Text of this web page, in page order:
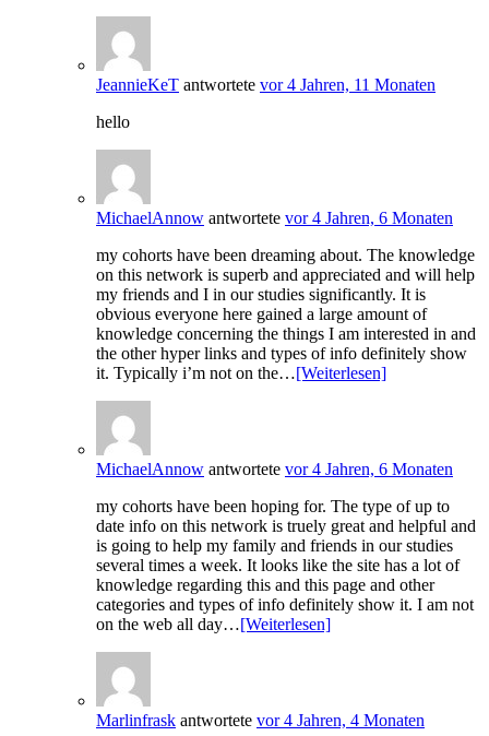
JeannieKeT antwortete vor 4 Jahren, 11 Monaten
hello
MichaelAnnow antwortete vor 4 Jahren, 6 Monaten
my cohorts have been dreaming about. The knowledge
on this network is superb and appreciated and will help
my friends and I in our studies significantly. It is
obvious everyone here gained a large amount of
knowledge concerning the things I am interested in and
the other hyper links and types of info definitely show
it. Typically i’m not on the…[Weiterlesen]
MichaelAnnow antwortete vor 4 Jahren, 6 Monaten
my cohorts have been hoping for. The type of up to
date info on this network is truely great and helpful and
is going to help my family and friends in our studies
several times a week. It looks like the site has a lot of
knowledge regarding this and this page and other
categories and types of info definitely show it. I am not
on the web all day…[Weiterlesen]
Marlinfrask antwortete vor 4 Jahren, 4 Monaten